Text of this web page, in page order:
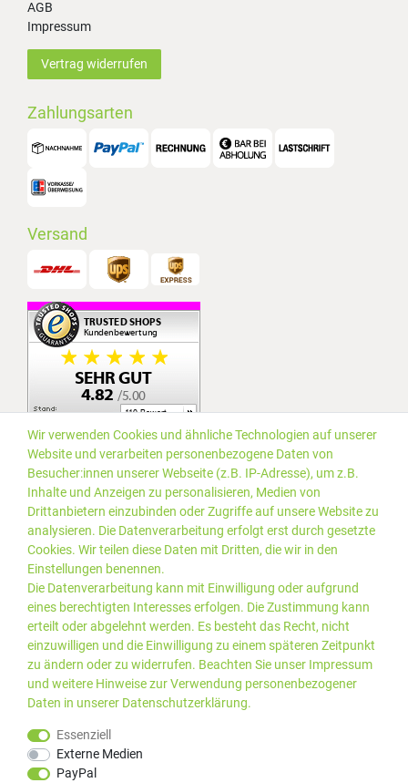
AGB
Impressum
Vertrag widerrufen
Zahlungsarten
Versand
MwSt. zzgl.Versandkosten
Kundenbewertungen von Trusted Shops
Wir verwenden Cookies und ähnliche Technologien auf unserer
Website und verarbeiten personenbezogene Daten von
Besucher:innen unserer Webseite (z.B. IP-Adresse), um z.B.
Inhalte und Anzeigen zu personalisieren, Medien von
Drittanbietern einzubinden oder Zugriffe auf unsere Website zu
analysieren. Die Datenverarbeitung erfolgt erst durch gesetzte
Cookies. Wir teilen diese Daten mit Dritten, die wir in den
Einstellungen benennen.
Die Datenverarbeitung kann mit Einwilligung oder aufgrund
eines berechtigten Interesses erfolgen. Die Zustimmung kann
erteilt oder abgelehnt werden. Es besteht das Recht, nicht
einzuwilligen und die Einwilligung zu einem späteren Zeitpunkt
zu ändern oder zu widerrufen. Beachten Sie unser Impressum
und weitere Hinweise zur Verwendung personenbezogener
Daten in unserer Daten­schutz­erklärung.
Essenziell
Externe Medien
PayPal